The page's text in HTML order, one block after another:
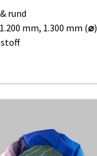
rund
mm, 1.300 mm (⌀)